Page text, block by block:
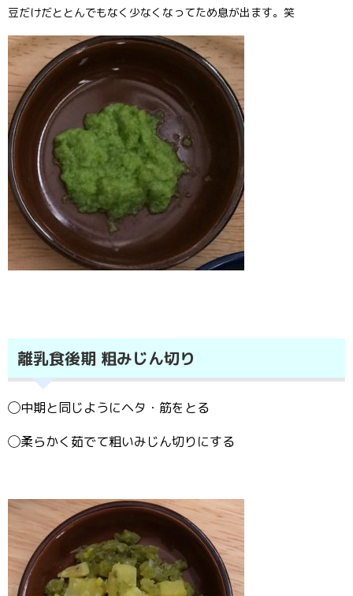
豆だけだととんでもなく少なくなってため息が出ます。笑
離乳食後期 粗みじん切り
◯中期と同じようにヘタ・筋をとる
◯柔らかく茹でて粗いみじん切りにする